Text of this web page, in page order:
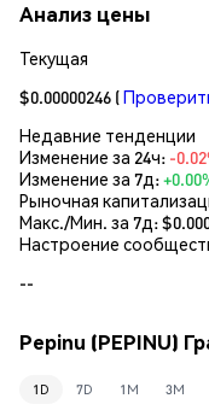
Анализ цены
Текущая
$0.00000246 (
Недавние тенденции
Изменение за 24ч: -
Изменение за 7д:
Рыночная
Макс./Мин. за 7д: $
Настроение
--
Pepinu (PEPINU)
1D 7D 1M 3M